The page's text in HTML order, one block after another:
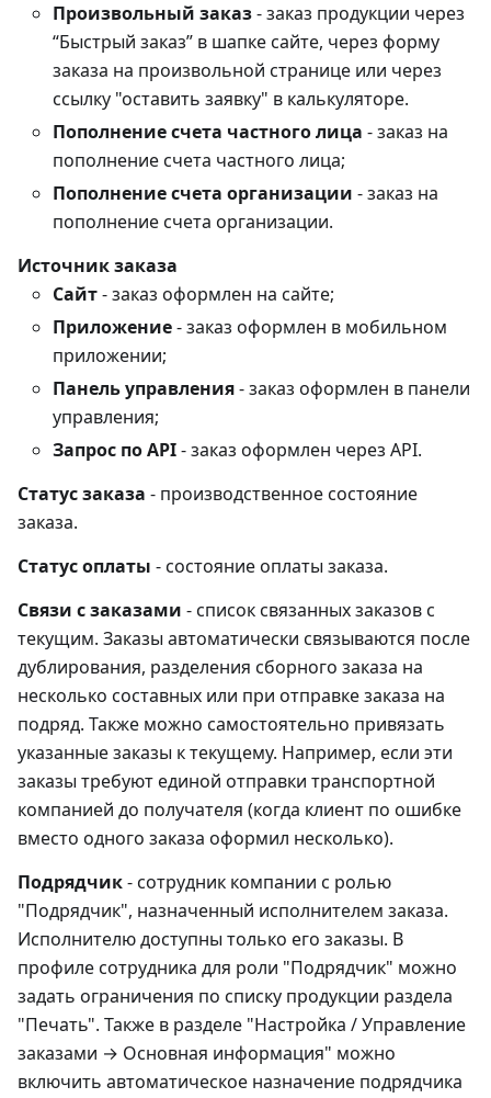
Произвольный заказ- заказ продукции через
“Быстрый заказ” в шапке сайте, через форму
заказа на произвольной странице или через
ссылку "оставить заявку" в калькуляторе.
Пополнение счета частного лица - заказ на
пополнение счета частного лица;
Пополнение счета организации - заказ на
пополнение счета организации.
Источник заказа
Сайт- заказ оформлен на сайте;
Приложение- заказ оформлен в мобильном
приложении;
Панель управления- заказ оформлен в панели
управления;
Запрос по API- заказ оформлен через API.
Статус заказа - производственное состояние
заказа.
Статус оплаты - состояние оплаты заказа.
Связи с заказами - список связанных заказов с
текущим. Заказы автоматически связываются после
дублирования, разделения сборного заказа на
несколько составных или при отправке заказа на
подряд. Также можно самостоятельно привязать
указанные заказы к текущему. Например, если эти
заказы требуют единой отправки транспортной
компанией до получателя (когда клиент по ошибке
вместо одного заказа оформил несколько).
Подрядчик- сотрудник компании с ролью
"Подрядчик", назначенный исполнителем заказа.
Исполнителю доступны только его заказы. В
профиле сотрудника для роли "Подрядчик" можно
задать ограничения по списку продукции раздела
"Печать". Также в разделе "Настройка / Управление
заказами → Основная информация" можно
включить автоматическое назначение подрядчика